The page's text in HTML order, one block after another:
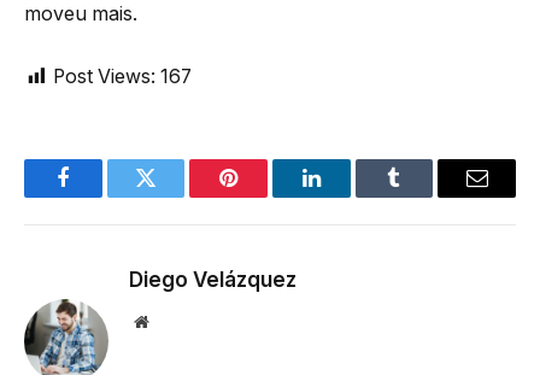
moveu mais.
Post Views: 167
FacebookTwitter Pinterest LinkedInTumblr Email
Diego Velázquez
Website